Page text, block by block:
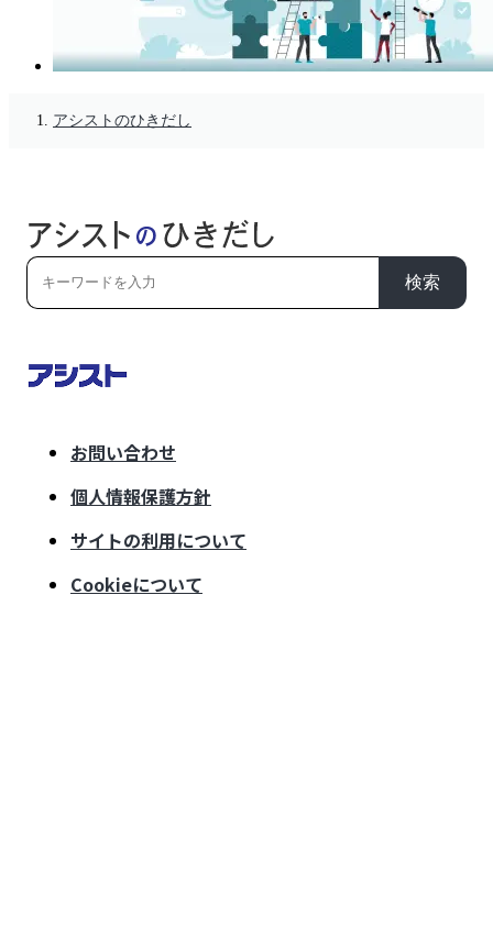
アシストのひきだし
検索
お問い合わせ
個人情報保護方針
サイトの利用について
Cookieについて